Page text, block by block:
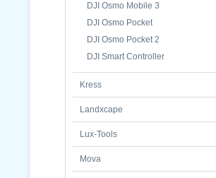
DJI Osmo Mobile 3
DJI Osmo Pocket
DJI Osmo Pocket 2
DJI Smart Controller
Kress
Landxcape
Lux-Tools
Mova